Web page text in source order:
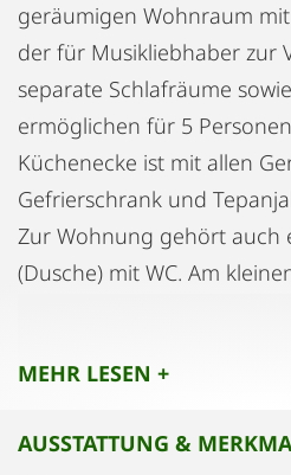
geräumigen Wohnraum
der für Musikliebhaber zur
separate Schlafräume
ermöglichen für 5
Küchenecke ist mit allen
Gefrierschrank und
Zur Wohnung gehört auch
(Dusche) mit WC. Am
Bei Bedarf kann eine
werden.
MEHR LESEN +
AUSSTATTUNG &